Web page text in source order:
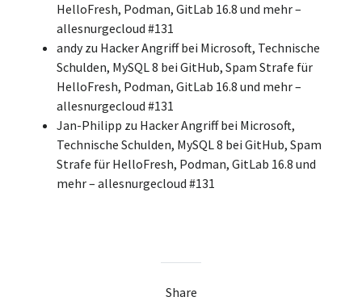
HelloFresh, Podman, GitLab 16.8 und mehr –
allesnurgecloud #131
andyzu Hacker Angriff bei Microsoft, Technische
Schulden, MySQL 8 bei GitHub, Spam Strafe für
HelloFresh, Podman, GitLab 16.8 und mehr –
allesnurgecloud #131
Jan-Philipp zu Hacker Angriff bei Microsoft,
Technische Schulden, MySQL 8 bei GitHub, Spam
Strafe für HelloFresh, Podman, GitLab 16.8 und
mehr – allesnurgecloud #131
Share